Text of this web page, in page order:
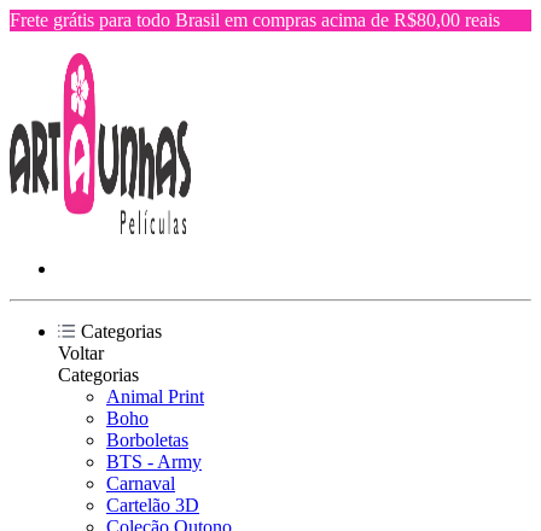
Frete grátis para todo Brasil em compras acima de R$80,00 reais
Categorias
Voltar
Categorias
Animal Print
Boho
Borboletas
BTS - Army
Carnaval
Cartelão 3D
Colecão Outono